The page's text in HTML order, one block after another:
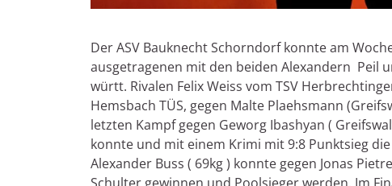
Der ASV Bauknecht Schorndorf konnte am
ausgetragenen mit den beiden Alexandern Peil
württ. Rivalen Felix Weiss vom TSV
Hemsbach TÜS, gegen Malte Plaehsmann
letzten Kampf gegen Geworg Ibashyan (
konnte und mit einem Krimi mit 9:8 Punktsieg
Alexander Buss ( 69kg ) konnte gegen Jonas